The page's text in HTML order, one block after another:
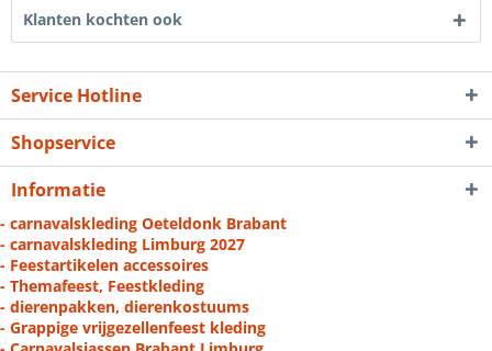
Klanten kochten ook
Service Hotline
Shopservice
Informatie
- carnavalskleding Oeteldonk Brabant
- carnavalskleding Limburg 2027
- Feestartikelen accessoires
- Themafeest, Feestkleding
- dierenpakken, dierenkostuums
- Grappige vrijgezellenfeest kleding